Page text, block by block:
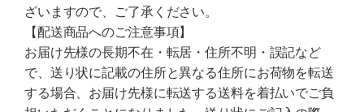
ざいますので、ご了承ください。
【配送商品へのご注意事項】
お届け先様の長期不在・転居・住所不明・誤記など
で、送り状に記載の住所と異なる住所にお荷物を転送
する場合、お届け先様に転送する送料を着払いでご負